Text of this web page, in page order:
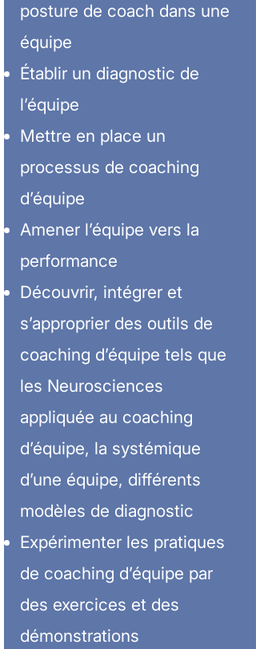
posture de coach dans une
équipe
Établir un diagnostic de
l’équipe
Mettre en place un
processus de coaching
d’équipe
Amener l’équipe vers la
performance
Découvrir, intégrer et
s’approprier des outils de
coaching d’équipe tels que
les Neurosciences
appliquée au coaching
d’équipe, la systémique
d’une équipe, différents
modèles de diagnostic
Expérimenter les pratiques
de coaching d’équipe par
des exercices et des
démonstrations